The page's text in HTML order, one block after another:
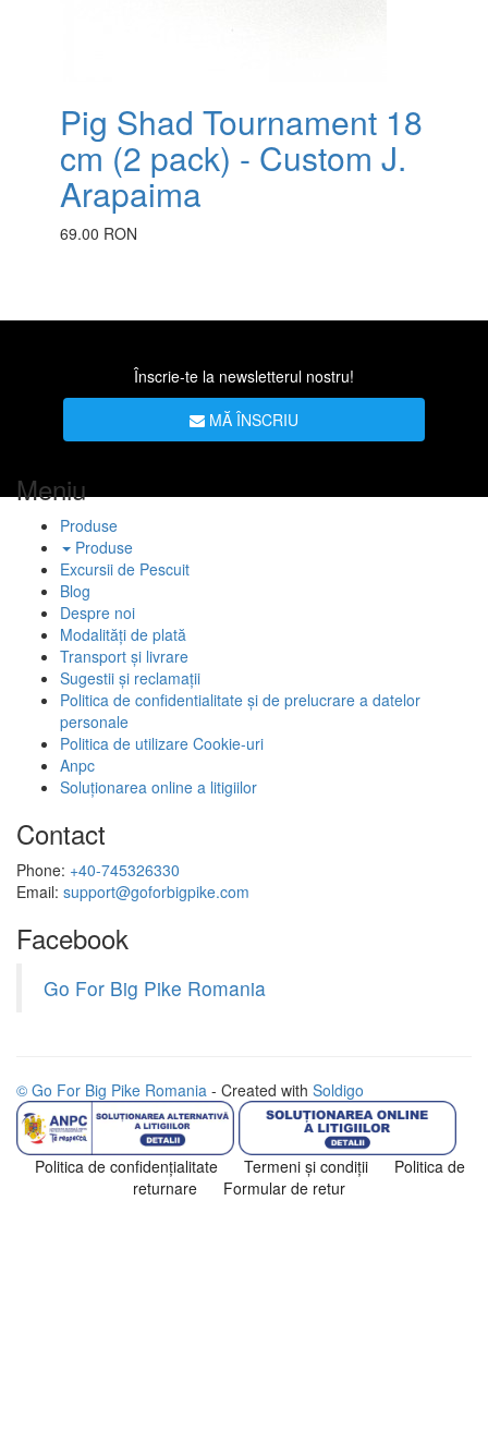
Pig Shad Tournament 18
cm (2 pack) - Custom J.
Arapaima
69.00 RON
Înscrie-te la newsletterul nostru!
MĂ ÎNSCRIU
Meniu
Produse
Produse
Excursii de Pescuit
Blog
Despre noi
Modalități de plată
Transport și livrare
Sugestii și reclamații
Politica de confidentialitate și de prelucrare a datelor
personale
Politica de utilizare Cookie-uri
Anpc
Soluționarea online a litigiilor
Contact
Phone: +40-745326330
Email: support@goforbigpike.com
Facebook
Go For Big Pike Romania
© Go For Big Pike Romania - Created with Soldigo
Politica de confidenţialitate Termeni şi condiţii
Politica de
returnare
Formular de retur